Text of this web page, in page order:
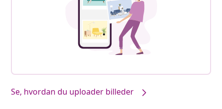
Se, hvordan du uploader billeder